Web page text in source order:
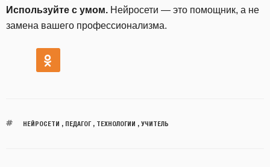
Используйте с умом. Нейросети — это помощник, а не
замена вашего профессионализма.
НЕЙРОСЕТИ , ПЕДАГОГ, ТЕХНОЛОГИИ , УЧИТЕЛЬ